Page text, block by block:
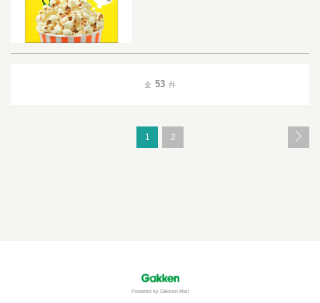
全 53 件
1 2
Powered by Gakken Mall